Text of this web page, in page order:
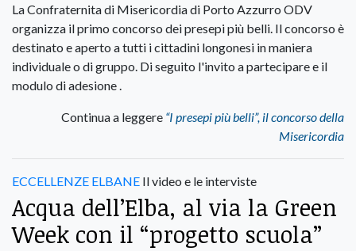
La Confraternita di Misericordia di Porto Azzurro ODV
organizza il primo concorso dei presepi più belli. Il concorso è
destinato e aperto a tutti i cittadini longonesi in maniera
individuale o di gruppo. Di seguito l'invito a partecipare e il
modulo di adesione .
Continua a leggere “I presepi più belli”, il concorso della
Misericordia
ECCELLENZE ELBANE Il video e le interviste
Acqua dell’Elba, al via la Green
Week con il “progetto scuola”